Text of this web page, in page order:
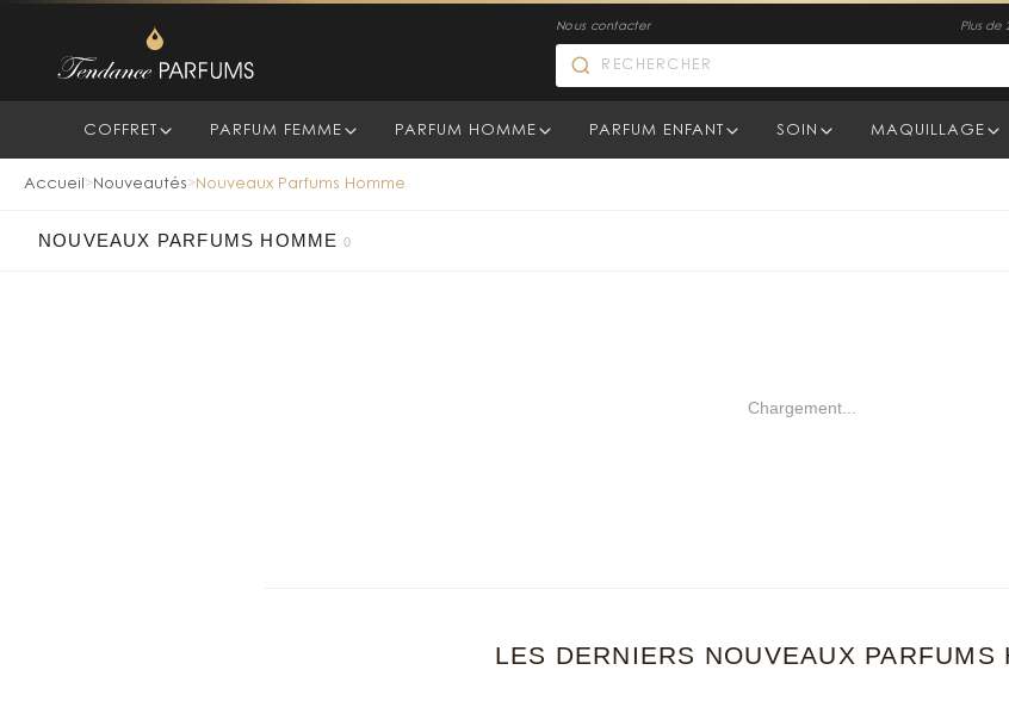
Nous contacter Plus de
COFFRET PARFUM FEMME PARFUM HOMME PARFUM ENFANT SOIN MAQUILLAGE
Accueil >Nouveautés>Nouveaux Parfums Homme
NOUVEAUX PARFUMS HOMME 0
Chargement...
LES DERNIERS NOUVEAUX PARFUMS